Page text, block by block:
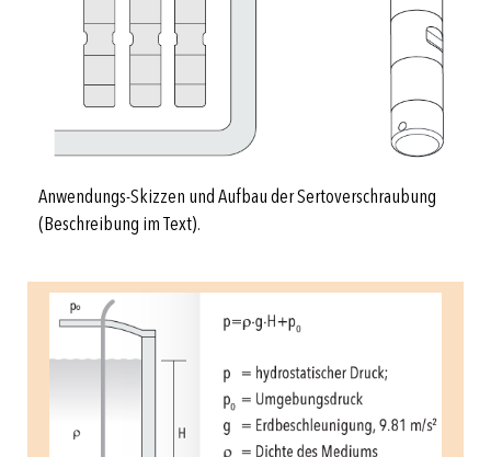
Anwendungs-Skizzen und Aufbau der Sertoverschraubung
(Beschreibung im Text).